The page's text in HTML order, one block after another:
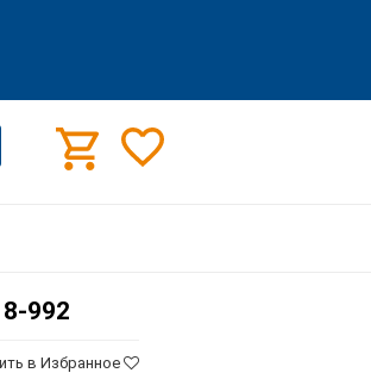
992
в Избранное